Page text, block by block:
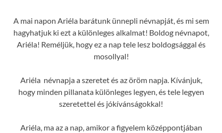
A mai napon Ariéla barátunk ünnepli névnapját, és mi sem
hagyhatjuk ki ezt a különleges alkalmat! Boldog névnapot,
Ariéla! Reméljük, hogy ez a nap tele lesz boldogsággal és
mosollyal!
Ariéla névnapja a szeretet és az öröm napja. Kívánjuk,
hogy minden pillanata különleges legyen, és tele legyen
szeretettel és jókívánságokkal!
Ariéla, ma az a nap, amikor a figyelem középpontjában